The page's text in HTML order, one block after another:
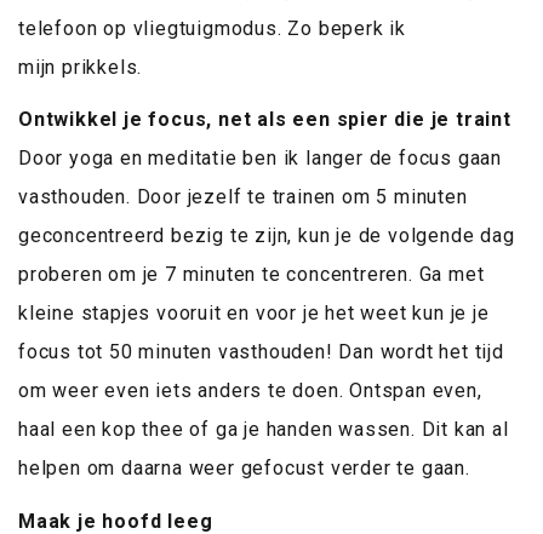
telefoon op vliegtuigmodus. Zo beperk ik
mijn prikkels.
Ontwikkel je focus, net als een spier die je traint
Door yoga en meditatie ben ik langer de focus gaan
vasthouden. Door jezelf te trainen om 5 minuten
geconcentreerd bezig te zijn, kun je de volgende dag
proberen om je 7 minuten te concentreren. Ga met
kleine stapjes vooruit en voor je het weet kun je je
focus tot 50 minuten vasthouden! Dan wordt het tijd
om weer even iets anders te doen. Ontspan even,
haal een kop thee of ga je handen wassen. Dit kan al
helpen om daarna weer gefocust verder te gaan.
Maak je hoofd leeg